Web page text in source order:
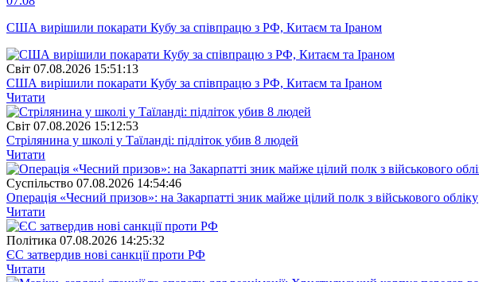
США вирішили покарати Кубу за співпрацю з РФ, Китаєм та Іраном
Свiт 07.08.2026 15:51:13
США вирішили покарати Кубу за співпрацю з РФ, Китаєм та Іраном
Читати
Свiт 07.08.2026 15:12:53
Стрілянина у школі у Таїланді: підліток убив 8 людей
Читати
Суспiльство 07.08.2026 14:54:46
Операція «Чесний призов»: на Закарпатті зник майже цілий полк з військового обліку
Читати
Полiтика 07.08.2026 14:25:32
ЄС затвердив нові санкції проти РФ
Читати